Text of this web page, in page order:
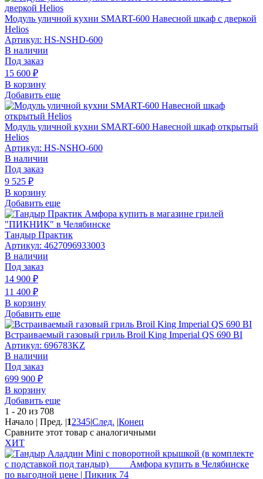
Модуль уличной кухни SMART-600 Навесной шкаф с дверкой
Helios
Артикул: HS-NSHD-600
В наличии
Под заказ
15 600 ₽
В корзину
Добавить еще
Модуль уличной кухни SMART-600 Навесной шкаф открытый
Helios
Артикул: HS-NSHO-600
В наличии
Под заказ
9 525 ₽
В корзину
Добавить еще
Тандыр Практик
Артикул: 4627096933003
В наличии
Под заказ
14 900 ₽
11 400 ₽
В корзину
Добавить еще
Встраиваемый газовый гриль Broil King Imperial QS 690 BI
Артикул: 696783KZ
В наличии
Под заказ
699 900 ₽
В корзину
Добавить еще
1 - 20 из 708
Начало | Пред. |12345|След. |Конец
Сравните этот товар с аналогичными
ХИТ